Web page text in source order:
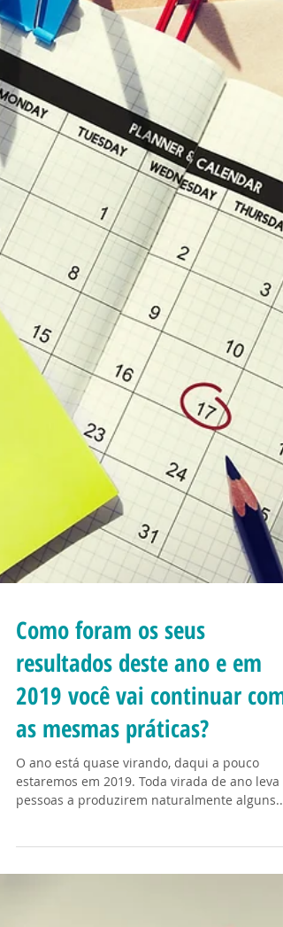
Como foram os seus
resultados deste ano e em